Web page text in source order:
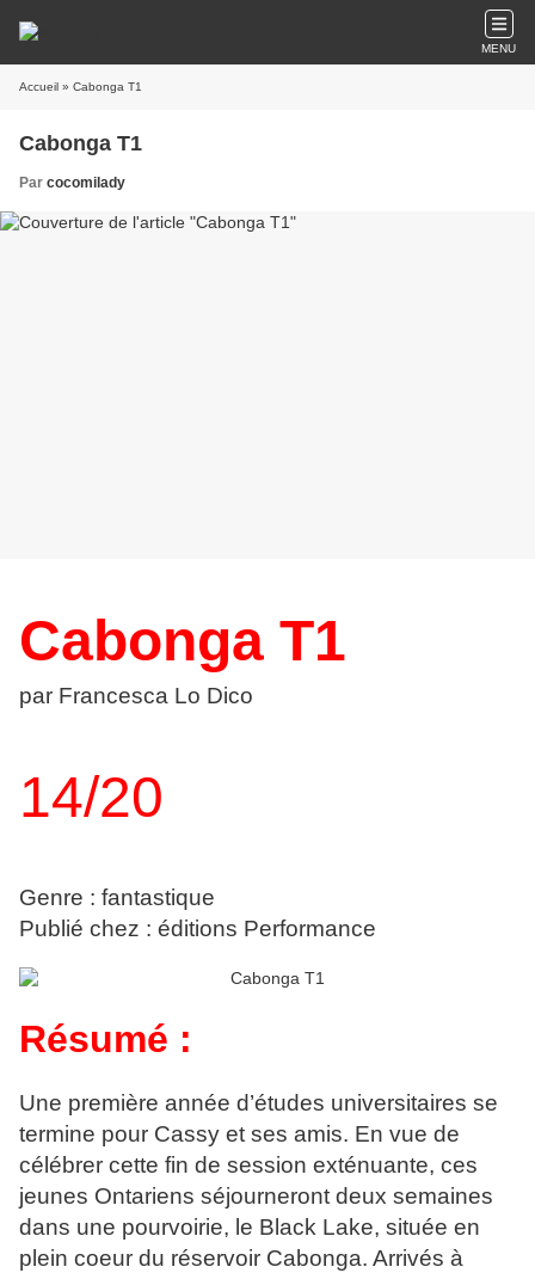
MENU
Accueil » Cabonga T1
Cabonga T1
Par cocomilady
Cabonga T1
par Francesca Lo Dico
14/20
Genre : fantastique
Publié chez : éditions Performance
Résumé :
Une première année d’études universitaires se
termine pour Cassy et ses amis. En vue de
célébrer cette fin de session exténuante, ces
jeunes Ontariens séjourneront deux semaines
dans une pourvoirie, le Black Lake, située en
plein coeur du réservoir Cabonga. Arrivés à